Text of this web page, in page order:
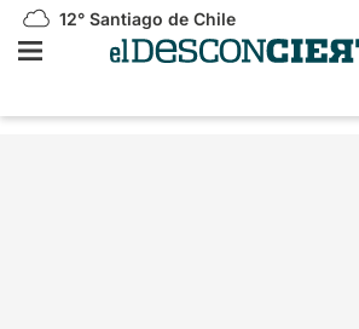
12° Santiago de Chile